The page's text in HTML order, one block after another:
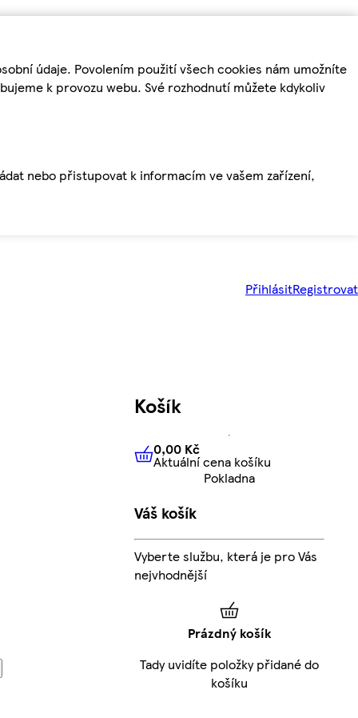
údaje. Povolením použití všech cookies nám umožníte
k provozu webu. Své rozhodnutí můžete kdykoliv
nebo přistupovat k informacím ve vašem zařízení,
PřihlásitRegistrovat
Košík
0,00 KčAktuální cena košíku
0,00 Kč
Aktuální cena košíku
Pokladna
Váš košík
Vyberte službu, která je pro Vás
nejvhodnější
Prázdný košík
Tady uvidíte položky přidané do
košíku